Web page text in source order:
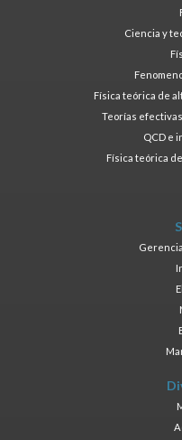
Ciencia y
Física teórica de
Teorías
QCD e
Física teórica